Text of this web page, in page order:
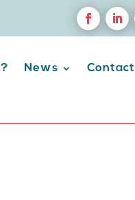
News Contact